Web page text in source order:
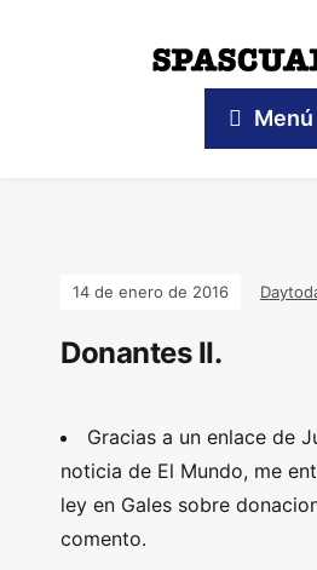
Menú
14 de enero de 2016
Donantes II.
Gracias a un enlace de
noticia de El Mundo, me
ley en Gales sobre
comento.